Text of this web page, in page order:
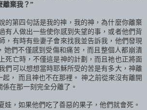
離棄我？”
的第四句話是我的神，我的神，為什麼你離棄
有人做出一些使你感到失望的事，或者他們背
，有時有些妻子會來找我並告訴我，他們發現
她們不僅感到受傷和痛苦，而且整個人都崩潰
死亡時，不僅這是神的計劃，而且祂也正將面
們可以想想當時耶穌所受的苦是有多大，神離
， 而且神也不在那裡。 神之前從來沒有離開
在那一刻完全分離了。
娃，如果他們吃了善惡的果子，他們就會死。